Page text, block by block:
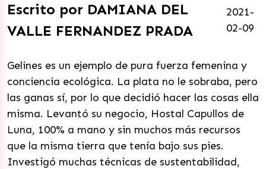
Escrito por DAMIANA DEL
VALLE FERNANDEZ PRADA
2021-
02-09
Gelines es un ejemplo de pura fuerza femenina y
conciencia ecológica. La plata no le sobraba, pero
las ganas sí, por lo que decidió hacer las cosas ella
misma. Levantó su negocio, Hostal Capullos de
Luna, 100% a mano y sin muchos más recursos
que la misma tierra que tenía bajo sus pies.
Investigó muchas técnicas de sustentabilidad,